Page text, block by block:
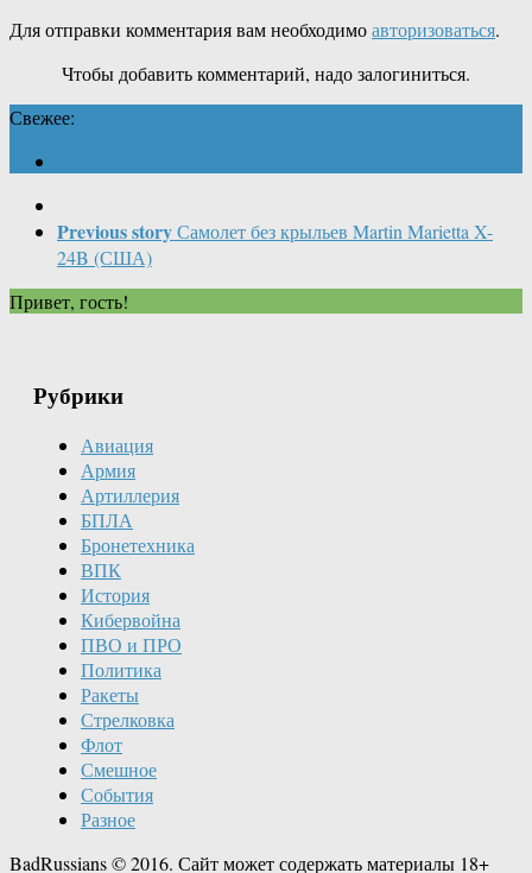
Для отправки комментария вам необходимоавторизоваться.
Чтобы добавить комментарий, надо залогиниться.
Свежее:
Previous storyСамолет без крыльев Martin Marietta X-
24B (США)
Привет, гость!
Рубрики
Авиация
Армия
Артиллерия
БПЛА
Бронетехника
ВПК
История
Кибервойна
ПВО и ПРО
Политика
Ракеты
Стрелковка
Флот
Смешное
События
Разное
BadRussians © 2016. Сайт может содержать материалы 18+